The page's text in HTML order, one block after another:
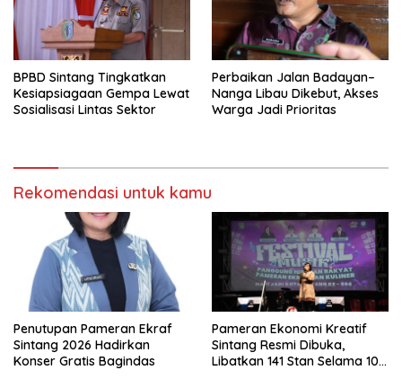
BPBD Sintang Tingkatkan
Kesiapsiagaan Gempa Lewat
Sosialisasi Lintas Sektor
Perbaikan Jalan Badayan–
Nanga Libau Dikebut, Akses
Warga Jadi Prioritas
Rekomendasi untuk kamu
Penutupan Pameran Ekraf
Sintang 2026 Hadirkan
Konser Gratis Bagindas
Pameran Ekonomi Kreatif
Sintang Resmi Dibuka,
Libatkan 141 Stan Selama 10